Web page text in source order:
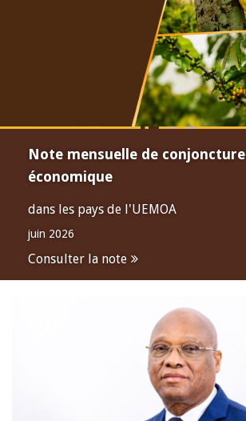
Note mensuelle de conjoncture
économique
dans les pays de l'UEMOA
juin 2026
Consulter la note